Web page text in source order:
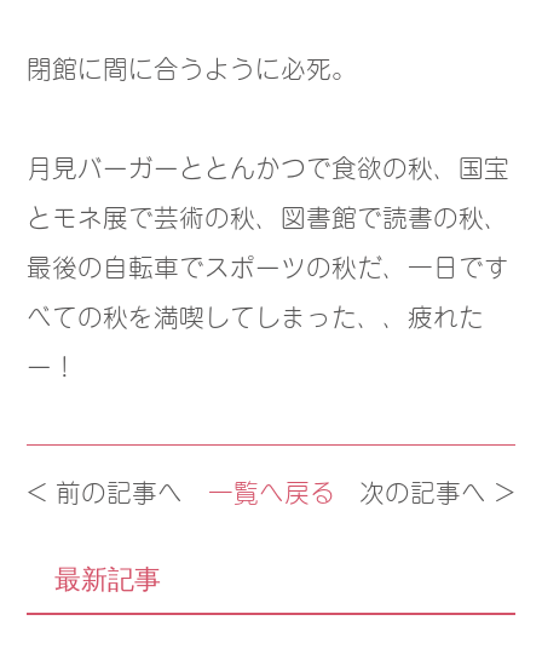
閉館に間に合うように必死。
月見バーガーととんかつで食欲の秋、国宝
とモネ展で芸術の秋、図書館で読書の秋、
最後の自転車でスポーツの秋だ、一日です
べての秋を満喫してしまった、、疲れた
ー！
< 前の記事へ 一覧へ戻る 次の記事へ >
最新記事